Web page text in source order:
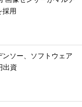
採用
ソー、ソフトウェア
出資